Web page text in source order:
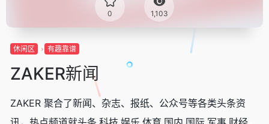
0 1,103
休闲区 有趣靠谱
ZAKER新闻
ZAKER 聚合了新闻、杂志、报纸、公众号等各类头条资